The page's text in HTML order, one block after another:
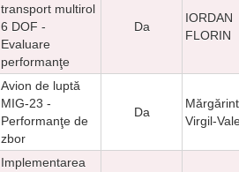
transport multirol
6 DOF -
Evaluare
performanţe
Da
IORDAN
FLORIN
Avion de luptă
MIG-23 -
Performanţe de
zbor
Da
Virgil-
Implementarea